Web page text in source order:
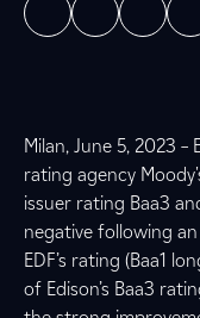
Milan, June 5, 2023
rating agency
issuer rating Baa3
negative following
EDF’s rating (Baa1
of Edison’s Baa3